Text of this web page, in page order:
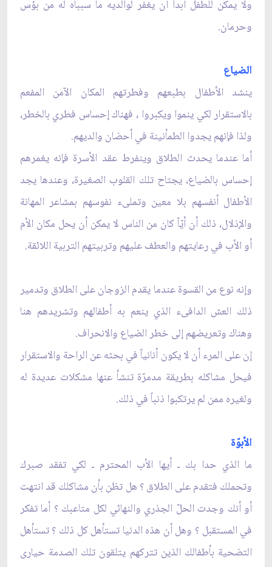
ولا يمكن للطفل أبداً أن يغفر لوالديه ما سبباه له من بؤس
وحرمان.
الضياع
ينشد الأطفال بطبعهم وفطرتهم المكان الآمن المفعم
بالاستقرار لكي ينموا ويكبروا ، فهناك إحساس فطري بالخطر،
ولذا فإنهم يجدوا الطمأنينة في أحضان والديهم.
أما عندما يحدث الطلاق وينفرط عقد الأسرة فإنه يغمرهم
إحساس بالضياع، يجتاح تلك القلوب الصغيرة، وعندها يجد
الأطفال أنفسهم بلا معين وتملىء نفوسهم بمشاعر المهانة
والإذلال، ذلك أن أيّاً كان من الناس لا يمكن أن يحل مكان الأم
أو الأب في رعايتهم والعطف عليهم وتربيتهم التربية اللائقة.
وإنه نوع من القسوة عندما يقدم الزوجان على الطلاق وتدمير
ذلك العش الدافىء الذي ينعم به أطفالهم وتشريدهم هنا
وهناك وتعريضهم إلى خطر الضياع والانحراف.
إن على المرء أن لا يكون أنانياً في بحثه عن الراحة والاستقرار
فيحل مشاكله بطريقة مدمرّة تنشأ عنها مشكلات عديدة له
ولغيره ممن لم يرتكبوا ذنباً في ذلك.
الأبوّة
ما الذي حدا بك ـ أيها الأب المحترم ـ لكي تفقد صبرك
وتحملك فتقدم على الطلاق ؟ هل تظن بأن مشاكلك قد انتهت
أو أنك وجدت الحلّ الجذري والنهائي لكل متاعبك ؟ أما تفكر
في المستقبل ؟ وهل أن هذه الدنيا تستأهل كل ذلك ؟ تستأهل
التضحية بأطفالك الذين تتركهم يتلقون تلك الصدمة حيارى